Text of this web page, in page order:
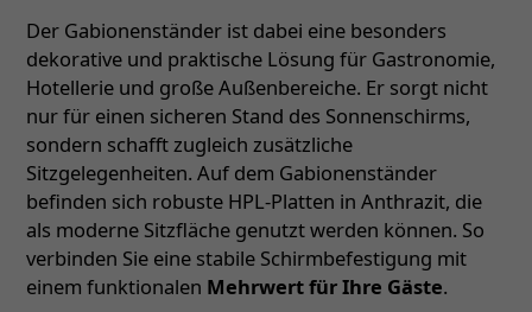
Der Gabionenständer ist dabei eine besonders
dekorative und praktische Lösung für Gastronomie,
Hotellerie und große Außenbereiche. Er sorgt nicht
nur für einen sicheren Stand des Sonnenschirms,
sondern schafft zugleich zusätzliche
Sitzgelegenheiten. Auf dem Gabionenständer
befinden sich robuste HPL-Platten in Anthrazit, die
als moderne Sitzfläche genutzt werden können. So
verbinden Sie eine stabile Schirmbefestigung mit
einem funktionalen Mehrwert für Ihre Gäste.